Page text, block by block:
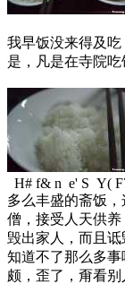
我早饭没来得及
是，凡是在寺院
H# f& n e' S Y(
多么丰盛的斋饭
僧，接受人天供
毁出家人，而且
知道不了那么多
颇，歪了，甭看